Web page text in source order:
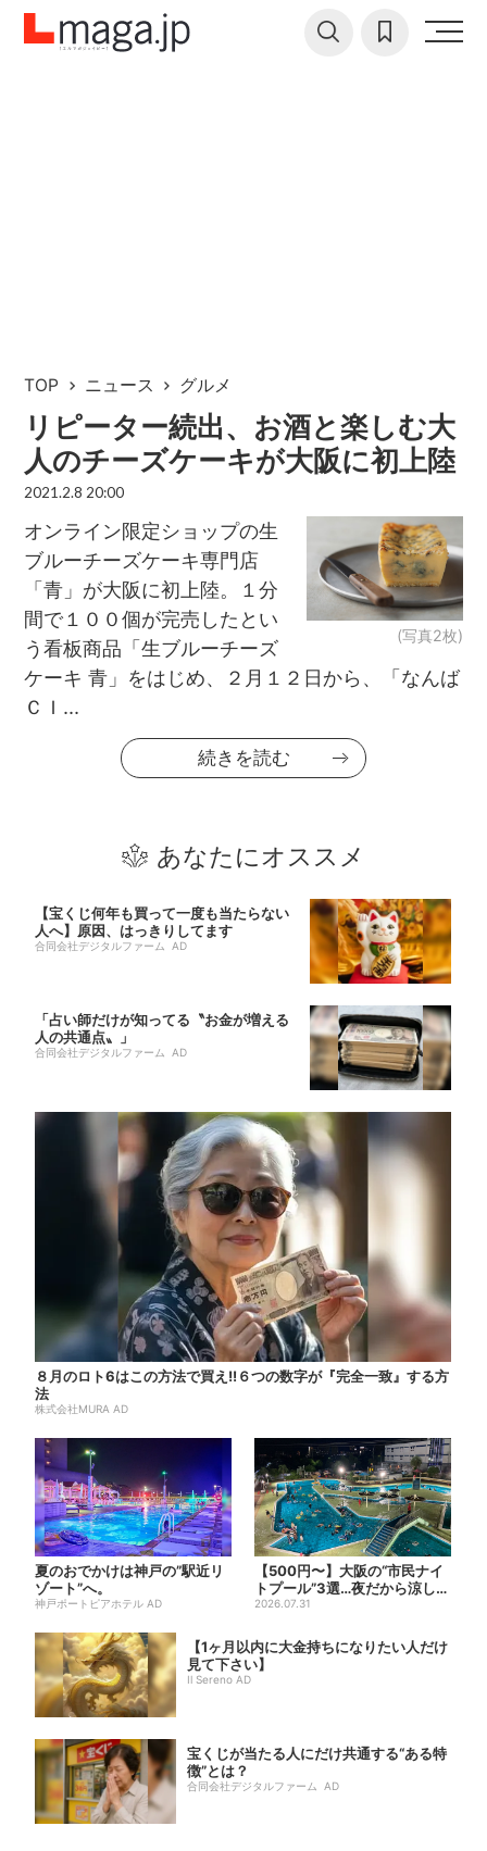
TOP ニュース グルメ
リピーター続出、お酒と楽しむ大
人のチーズケーキが大阪に初上陸
2021.2.8 20:00
(写真2枚)
オンライン限定ショップの生
ブルーチーズケーキ専門店
「青」が大阪に初上陸。１分
間で１００個が完売したとい
う看板商品「生ブルーチーズ
ケーキ 青」をはじめ、２月１２日から、「なんば
ＣＩ...
続きを読む
あなたにオススメ
【宝くじ何年も買って一度も当たらない
人へ】原因、はっきりしてます
合同会社デジタルファーム AD
「占い師だけが知ってる〝お金が増える
人の共通点〟」
合同会社デジタルファーム AD
８月のロト6はこの方法で買え!!６つの数字が『完全一致』する方
法
株式会社MURA AD
夏のおでかけは神戸の”駅近リ
ゾート”へ。
神戸ポートピアホテル AD
【500円〜】大阪の“市民ナイ
トプール”3選…夜だから涼しい
＆コスパ最強
2026.07.31
【1ヶ月以内に大金持ちになりたい人だけ
見て下さい】
Il Sereno AD
宝くじが当たる人にだけ共通する“ある特
徴”とは？
合同会社デジタルファーム AD